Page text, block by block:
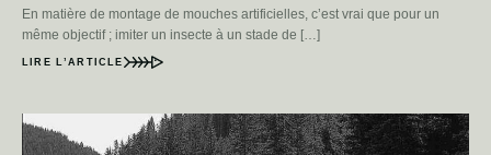
En matière de montage de mouches artificielles, c’est vrai que pour un
même objectif ; imiter un insecte à un stade de […]
LIRE L’ARTICLE